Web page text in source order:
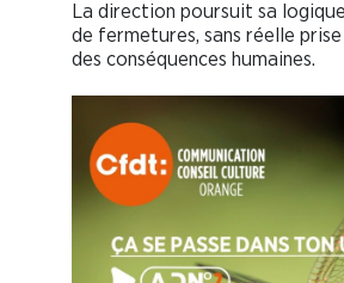
La direction poursuit sa
de fermetures, sans réelle
des conséquences humaines.